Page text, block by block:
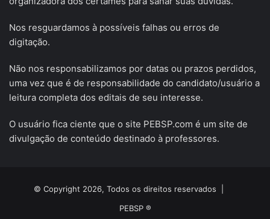
Nos resguardamos à possíveis falhas ou erros de
digitação.
Não nos responsabilizamos por datas ou prazos perdidos,
uma vez que é de responsabilidade do candidato/usuário a
leitura completa dos editais de seu interesse.
O usuário fica ciente que o site PEBSP.com é um site de
divulgação de conteúdo destinado à professores.
© Copyright 2026, Todos os direitos reservados |
PEBSP ®